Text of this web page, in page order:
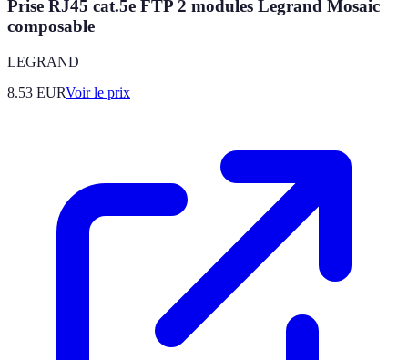
Prise RJ45 cat.5e FTP 2 modules Legrand Mosaic
composable
LEGRAND
8.53 EURVoir le prix